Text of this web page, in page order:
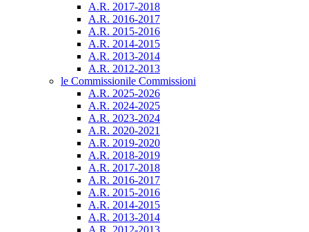
A.R. 2017-2018
A.R. 2016-2017
A.R. 2015-2016
A.R. 2014-2015
A.R. 2013-2014
A.R. 2012-2013
le Commissionile Commissioni
A.R. 2025-2026
A.R. 2024-2025
A.R. 2023-2024
A.R. 2020-2021
A.R. 2019-2020
A.R. 2018-2019
A.R. 2017-2018
A.R. 2016-2017
A.R. 2015-2016
A.R. 2014-2015
A.R. 2013-2014